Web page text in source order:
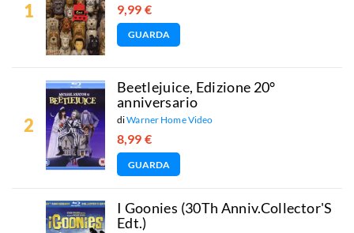
9,99 €
GUARDA
Beetlejuice, Edizione 20°
anniversario
diWarner Home Video
8,99 €
GUARDA
I Goonies (30Th Anniv.Collector'S
Edt.)